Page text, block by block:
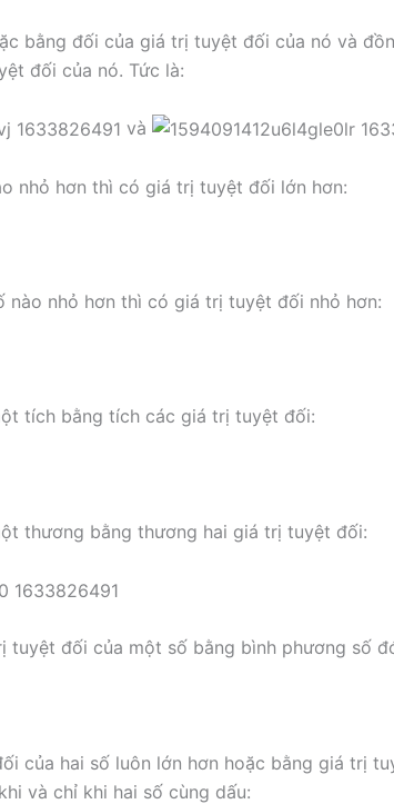
bằng đối của giá trị tuyệt đối của nó và
đối của nó. Tức là:
và
nhỏ hơn thì có giá trị tuyệt đối lớn hơn:
nào nhỏ hơn thì có giá trị tuyệt đối nhỏ hơn:
tích bằng tích các giá trị tuyệt đối:
thương bằng thương hai giá trị tuyệt đối:
tuyệt đối của một số bằng bình phương số
của hai số luôn lớn hơn hoặc bằng giá trị
và chỉ khi hai số cùng dấu: